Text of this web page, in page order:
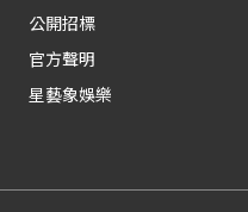
公開招標
官方聲明
星藝象娛樂